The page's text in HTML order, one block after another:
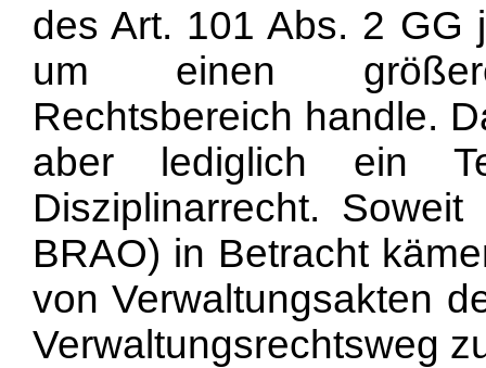
des Art. 101 Abs. 2 GG
um einen
Rechtsbereich handle.
aber lediglich ein
Disziplinarrecht.
BRAO) in Betracht
von Verwaltungsakten
Verwaltungsrechtsweg